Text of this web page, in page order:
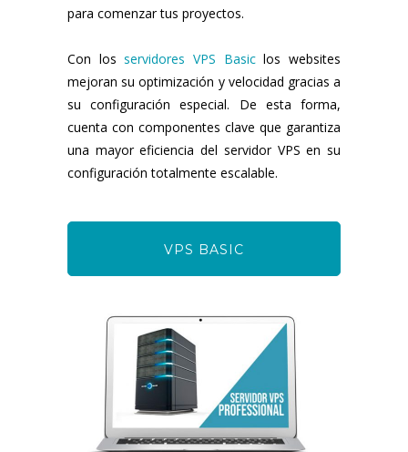
para comenzar tus proyectos.
Con losservidores VPS Basiclos websites
mejoran su optimización y velocidad gracias a
su configuración especial. De esta forma,
cuenta con componentes clave que garantiza
una mayor eficiencia del servidor VPS en su
configuración totalmente escalable.
VPS BASIC